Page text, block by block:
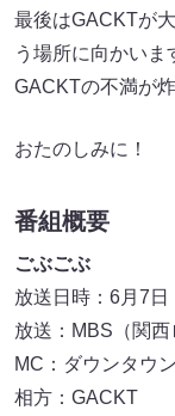
最後はGACKTが
う場所に向かいま
GACKTの不満が
おたのしみに！
番組概要
ごぶごぶ
放送日時：6月7
放送：MBS（関西
MC：ダウンタウ
相方：GACKT